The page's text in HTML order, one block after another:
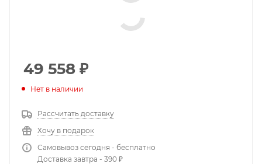
49 558 ₽
Нет в наличии
Рассчитать доставку
Хочу в подарок
Самовывоз сегодня - бесплатно
Доставка завтра - 390 ₽